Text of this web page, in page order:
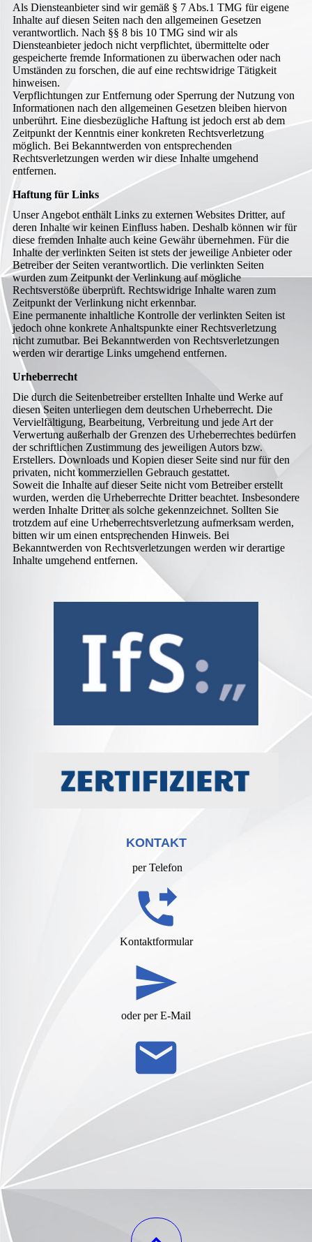
Als Diensteanbieter sind wir gemäß § 7 Abs.1 TMG für eigene
Inhalte auf diesen Seiten nach den allgemeinen Gesetzen
verantwortlich. Nach §§ 8 bis 10 TMG sind wir als
Diensteanbieter jedoch nicht verpflichtet, übermittelte oder
gespeicherte fremde Informationen zu überwachen oder nach
Umständen zu forschen, die auf eine rechtswidrige Tätigkeit
hinweisen.
Verpflichtungen zur Entfernung oder Sperrung der Nutzung von
Informationen nach den allgemeinen Gesetzen bleiben hiervon
unberührt. Eine diesbezügliche Haftung ist jedoch erst ab dem
Zeitpunkt der Kenntnis einer konkreten Rechtsverletzung
möglich. Bei Bekanntwerden von entsprechenden
Rechtsverletzungen werden wir diese Inhalte umgehend
entfernen.
Haftung für Links
Unser Angebot enthält Links zu externen Websites Dritter, auf
deren Inhalte wir keinen Einfluss haben. Deshalb können wir für
diese fremden Inhalte auch keine Gewähr übernehmen. Für die
Inhalte der verlinkten Seiten ist stets der jeweilige Anbieter oder
Betreiber der Seiten verantwortlich. Die verlinkten Seiten
wurden zum Zeitpunkt der Verlinkung auf mögliche
Rechtsverstöße überprüft. Rechtswidrige Inhalte waren zum
Zeitpunkt der Verlinkung nicht erkennbar.
Eine permanente inhaltliche Kontrolle der verlinkten Seiten ist
jedoch ohne konkrete Anhaltspunkte einer Rechtsverletzung
nicht zumutbar. Bei Bekanntwerden von Rechtsverletzungen
werden wir derartige Links umgehend entfernen.
Urheberrecht
Die durch die Seitenbetreiber erstellten Inhalte und Werke auf
diesen Seiten unterliegen dem deutschen Urheberrecht. Die
Vervielfältigung, Bearbeitung, Verbreitung und jede Art der
Verwertung außerhalb der Grenzen des Urheberrechtes bedürfen
der schriftlichen Zustimmung des jeweiligen Autors bzw.
Erstellers. Downloads und Kopien dieser Seite sind nur für den
privaten, nicht kommerziellen Gebrauch gestattet.
Soweit die Inhalte auf dieser Seite nicht vom Betreiber erstellt
wurden, werden die Urheberrechte Dritter beachtet. Insbesondere
werden Inhalte Dritter als solche gekennzeichnet. Sollten Sie
trotzdem auf eine Urheberrechtsverletzung aufmerksam werden,
bitten wir um einen entsprechenden Hinweis. Bei
Bekanntwerden von Rechtsverletzungen werden wir derartige
Inhalte umgehend entfernen.
KONTAKT
per Telefon
Kontaktformular
oder per E-Mail